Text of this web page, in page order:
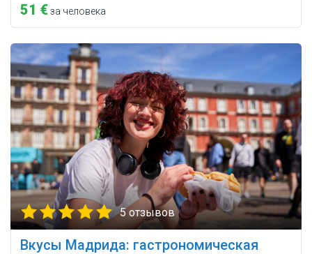
51 €за человека
5 отзывов
Вкусы Мадрида: гастрономическая